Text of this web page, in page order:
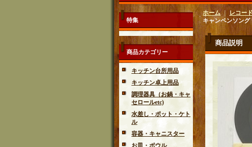
特集
商品カテゴリー
キッチン台所用品
キッチン卓上用品
調理器具（お鍋・キャ
セロールetc)
水差し・ポット・ケト
ル
容器・キャニスター
お皿・ボウル
ホーム｜ レコー
キャンペンソング
商品説明